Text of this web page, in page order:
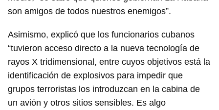
son amigos de todos nuestros enemigos”.
Asimismo, explicó que los funcionarios cubanos
“tuvieron acceso directo a la nueva tecnología de
rayos X tridimensional, entre cuyos objetivos está la
identificación de explosivos para impedir que
grupos terroristas los introduzcan en la cabina de
un avión y otros sitios sensibles. Es algo